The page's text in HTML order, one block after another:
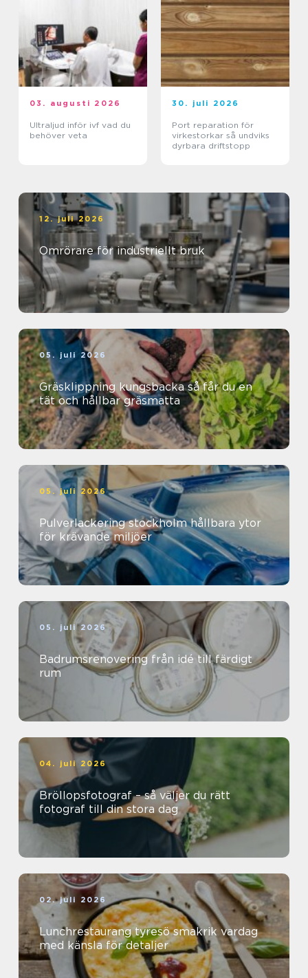
03. augusti 2026
Ultraljud inför ivf vad du
behöver veta
30. juli 2026
Port reparation för
virkestorkar så undviks
dyrbara driftstopp
12. juli 2026
Omrörare för industriellt bruk
05. juli 2026
Gräsklippning kungsbacka så får du en
tät och hållbar gräsmatta
05. juli 2026
Pulverlackering stockholm hållbara ytor
för krävande miljöer
05. juli 2026
Badrumsrenovering från idé till färdigt
rum
04. juli 2026
Bröllopsfotograf – så väljer du rätt
fotograf till din stora dag
02. juli 2026
Lunchrestaurang tyresö smakrik vardag
med känsla för detaljer